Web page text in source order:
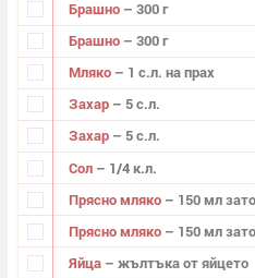
Брашно – 300 г
Брашно – 300 г
Мляко – 1 с.л. на прах
Захар – 5 с.л.
Захар – 5 с.л.
Сол – 1/4 к.л.
Прясно мляко – 150 мл
Прясно мляко – 150 мл
Яйца – жълтъка от яйцето